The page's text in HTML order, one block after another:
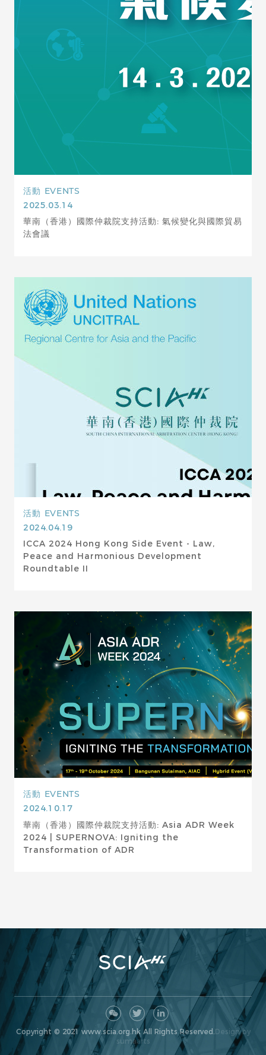
活動 EVENTS
2025.03.14
華南（香港）國際仲裁院支持活動: 氣候變化與國際貿易
法會議
活動 EVENTS
2024.04.19
ICCA 2024 Hong Kong Side Event - Law,
Peace and Harmonious Development
Roundtable II
活動 EVENTS
2024.10.17
華南（香港）國際仲裁院支持活動: Asia ADR Week
2024 | SUPERNOVA: Igniting the
Transformation of ADR
Copyright © 2021 www.scia.org.hk All Rights Reserved. Design by
sumaarts